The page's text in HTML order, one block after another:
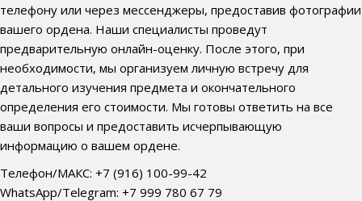
телефону или через мессенджеры, предоставив фотографии
вашего ордена. Наши специалисты проведут
предварительную онлайн-оценку. После этого, при
необходимости, мы организуем личную встречу для
детального изучения предмета и окончательного
определения его стоимости. Мы готовы ответить на все
ваши вопросы и предоставить исчерпывающую
информацию о вашем ордене.
Телефон/МАКС: +7 (916) 100-99-42
WhatsApp/Telegram: +7 999 780 67 79